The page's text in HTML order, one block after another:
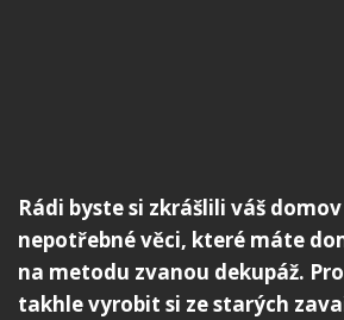
Rádi byste si zkrášlili váš
nepotřebné věci, které máte
na metodu zvanou dekupáž.
takhle vyrobit si ze starých